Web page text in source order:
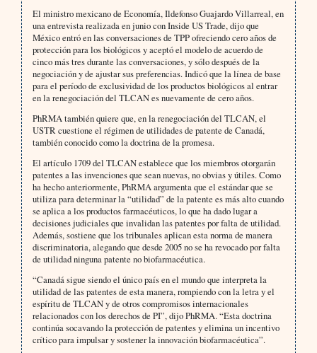
El ministro mexicano de Economía, Ildefonso Guajardo Villarreal, en
una entrevista realizada en junio con Inside US Trade, dijo que
México entró en las conversaciones de TPP ofreciendo cero años de
protección para los biológicos y aceptó el modelo de acuerdo de
cinco más tres durante las conversaciones, y sólo después de la
negociación y de ajustar sus preferencias. Indicó que la línea de base
para el período de exclusividad de los productos biológicos al entrar
en la renegociación del TLCAN es nuevamente de cero años.
PhRMA también quiere que, en la renegociación del TLCAN, el
USTR cuestione el régimen de utilidades de patente de Canadá,
también conocido como la doctrina de la promesa.
El artículo 1709 del TLCAN establece que los miembros otorgarán
patentes a las invenciones que sean nuevas, no obvias y útiles. Como
ha hecho anteriormente, PhRMA argumenta que el estándar que se
utiliza para determinar la “utilidad” de la patente es más alto cuando
se aplica a los productos farmacéuticos, lo que ha dado lugar a
decisiones judiciales que invalidan las patentes por falta de utilidad.
Además, sostiene que los tribunales aplican esta norma de manera
discriminatoria, alegando que desde 2005 no se ha revocado por falta
de utilidad ninguna patente no biofarmacéutica.
“Canadá sigue siendo el único país en el mundo que interpreta la
utilidad de las patentes de esta manera, rompiendo con la letra y el
espíritu de TLCAN y de otros compromisos internacionales
relacionados con los derechos de PI”, dijo PhRMA. “Esta doctrina
continúa socavando la protección de patentes y elimina un incentivo
crítico para impulsar y sostener la innovación biofarmacéutica”.